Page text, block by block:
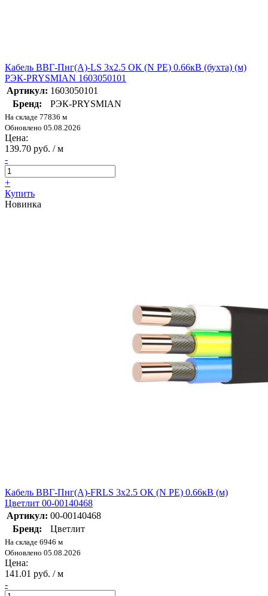
Кабель ВВГ-Пнг(А)-LS 3х2.5 ОК (N PE) 0.66кВ (бухта) (м)
РЭК-PRYSMIAN 1603050101
Артикул: 1603050101
Бренд:
РЭК-PRYSMIAN
На складе 77836 м
Обновлено 05.08.2026
Цена:
139.70 руб. / м
-
+
Купить
Новинка
Кабель ВВГ-Пнг(А)-FRLS 3х2.5 ОК (N PE) 0.66кВ (м)
Цветлит 00-00140468
Артикул: 00-00140468
Бренд:
Цветлит
На складе 6946 м
Обновлено 05.08.2026
Цена:
141.01 руб. / м
-